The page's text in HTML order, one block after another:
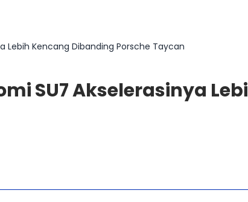
Lebih Kencang Dibanding Porsche Taycan
SU7 Akselerasinya